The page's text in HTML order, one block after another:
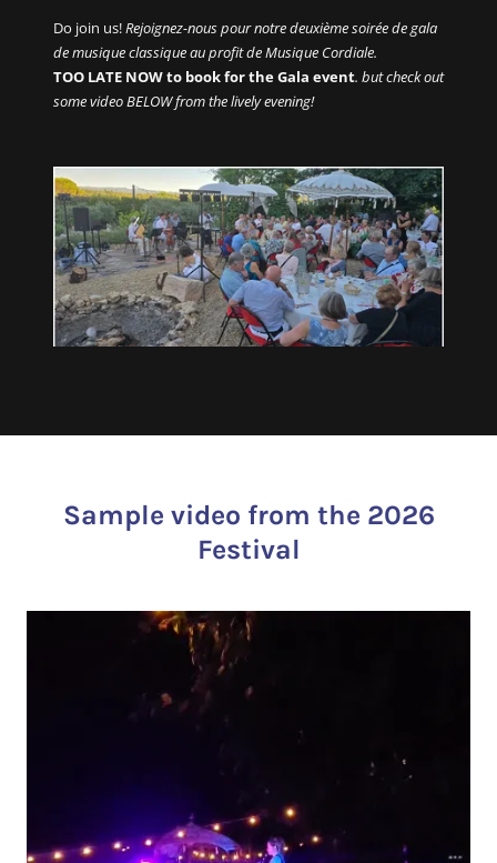
Do join us!Rejoignez-nous pour notre deuxième soirée de gala
de musique classique au profit de Musique Cordiale.
TOO LATE NOW to book for the Gala event. but check out
some video BELOW from the lively evening!
Sample video from the 2026
Festival